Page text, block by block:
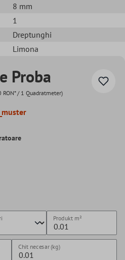
8 mm
1
Dreptunghi
Limona
Proba
/ 1 Quadratmeter)
Produkt m²
Chit necesar (kg)